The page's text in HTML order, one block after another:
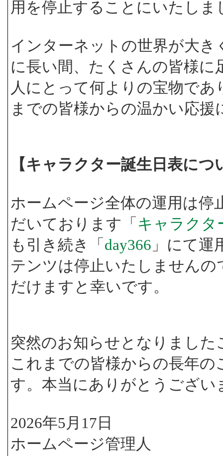
用を停止することにいたしま
インターネットの世界が大
に長い間、たくさんの皆様
人にとって何よりの宝物で
までの皆様からの温かい応
【キャラクター誕生日表に
ホームページ全体の運用は停
だいております「 キャラクタ
も引き続き「 day366 」にて
テンツは停止いたしません
だけますと幸いです。
突然のお知らせとなりまし
これまでの皆様からの長年
す。本当にありがとうござい
2026年5月17日
ホームページ管理人